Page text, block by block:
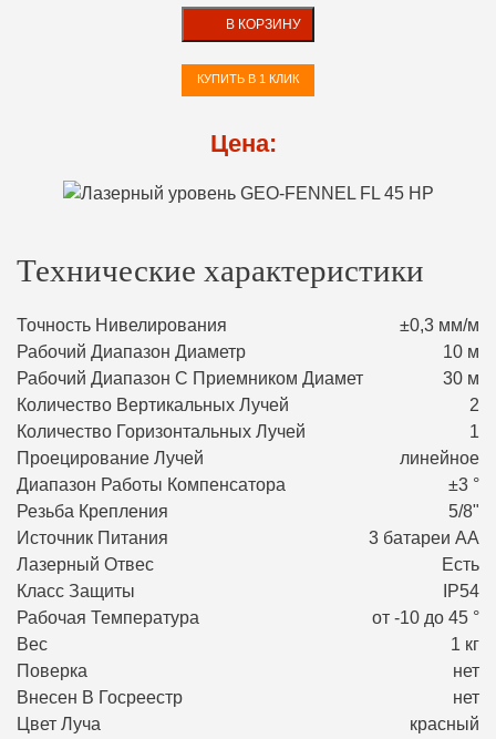
В КОРЗИНУ
КУПИТЬ В 1 КЛИК
Цена:
Технические характеристики
Точность Нивелирования
±0,3 мм/м
Рабочий Диапазон Диаметр
10 м
Рабочий Диапазон С Приемником Диамет
30 м
Количество Вертикальных Лучей
2
Количество Горизонтальных Лучей
1
Проецирование Лучей
линейное
Диапазон Работы Компенсатора
±3 °
Резьба Крепления
5/8"
Источник Питания
3 батареи АА
Лазерный Отвес
Есть
Класс Защиты
IP54
Рабочая Температура
от -10 до 45 °
Вес
1 кг
Поверка
нет
Внесен В Госреестр
нет
Цвет Луча
красный